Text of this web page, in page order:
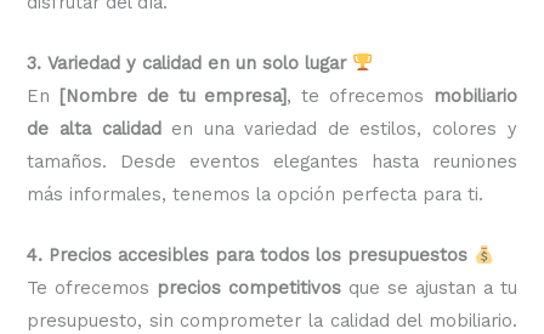
3. Variedad y calidad en un solo lugar
En [Nombre de tu empresa], te ofrecemos
mobiliario
de alta calidaden una variedad de estilos, colores y
tamaños. Desde eventos elegantes hasta reuniones
más informales, tenemos la opción perfecta para ti.
4. Precios accesibles para todos los presupuestos
Te ofrecemos precios competitivos que se ajustan a tu
presupuesto, sin comprometer la calidad del mobiliario.